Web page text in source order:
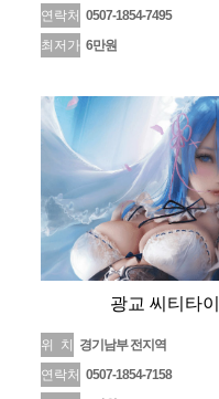
연락처 0507-1854-7495
최저가 6만원
광교 씨티타이
위 치
경기남부 전지역
연락처 0507-1854-7158